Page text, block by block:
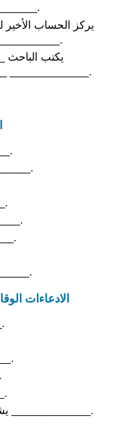
يركز الحساب
_____________ على
يكتب الباحث
_____________ ويجادل بأن _____________.
إنها تصر
إنها
يصر
إنهم
الادعاءات
يشير الكاتب إلى الطريقة التي _____________.